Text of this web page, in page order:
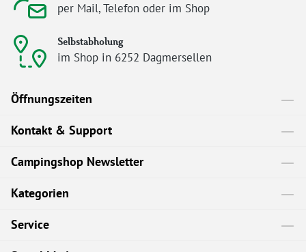
per Mail, Telefon oder im Shop
Selbstabholung
im Shop in 6252 Dagmersellen
Öffnungszeiten
Kontakt & Support
Campingshop Newsletter
Kategorien
Service